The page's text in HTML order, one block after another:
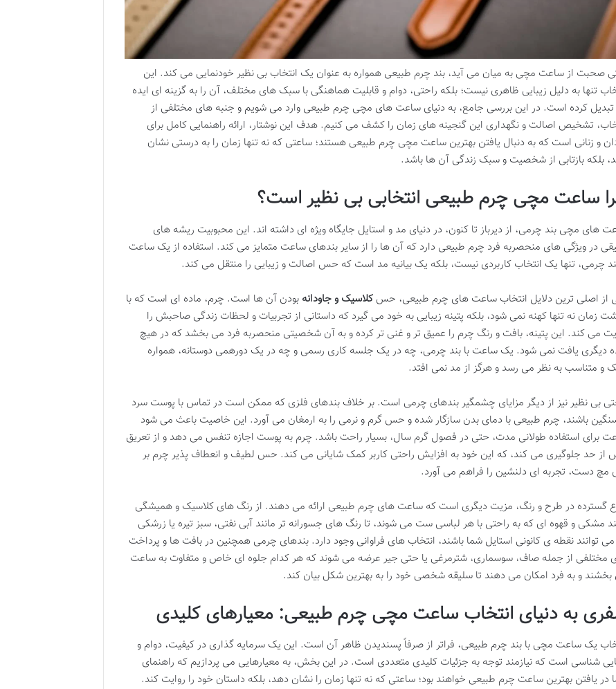
صحبت از ساعت مچی به میان می آید، بند چرم طبیعی همواره به عنوان یک انتخاب بی نظیر خودنمایی می کند. این
تنها به دلیل زیبایی ظاهری نیست؛ بلکه راحتی، دوام و قابلیت هماهنگی با سبک های مختلف، آن را به گزینه ای ایده
کرده است. در این بررسی جامع، به دنیای ساعت های مچی چرم طبیعی وارد می شویم و جنبه های مختلفی از
تشخیص اصالت و نگهداری این گنجینه های زمان را کشف می کنیم. هدف این نوشتار، ارائه راهنمایی کامل برای
و زنانی است که به دنبال یافتن بهترین ساعت مچی چرم طبیعی هستند؛ ساعتی که نه تنها زمان را به درستی نشان
بلکه بازتابی از شخصیت و سبک زندگی آن ها باشد.
ساعت مچی چرم طبیعی انتخابی بی نظیر است؟
های مچی بند چرمی، از دیرباز تا کنون، در دنیای مد و استایل جایگاه ویژه ای داشته اند. این محبوبیت ریشه های
در ویژگی های منحصربه فرد چرم طبیعی دارد که آن ها را از سایر بندهای ساعت متمایز می کند. استفاده از یک ساعت
چرمی، تنها یک انتخاب کاربردی نیست، بلکه یک بیانیه مد است که حس اصالت و زیبایی را منتقل می کند.
از اصلی ترین دلایل انتخاب ساعت های چرم طبیعی، حسکلاسیک و جاودانه بودن آن ها است. چرم، ماده ای است که با
زمان نه تنها کهنه نمی شود، بلکه پتینه زیبایی به خود می گیرد که داستانی از تجربیات و لحظات زندگی صاحبش را
می کند. این پتینه، بافت و رنگ چرم را عمیق تر و غنی تر کرده و به آن شخصیتی منحصربه فرد می بخشد که در هیچ
دیگری یافت نمی شود. یک ساعت با بند چرمی، چه در یک جلسه کاری رسمی و چه در یک دورهمی دوستانه، همواره
و متناسب به نظر می رسد و هرگز از مد نمی افتد.
بی نظیر نیز از دیگر مزایای چشمگیر بندهای چرمی است. بر خلاف بندهای فلزی که ممکن است در تماس با پوست سرد
باشند، چرم طبیعی با دمای بدن سازگار شده و حس گرم و نرمی را به ارمغان می آورد. این خاصیت باعث می شود
برای استفاده طولانی مدت، حتی در فصول گرم سال، بسیار راحت باشد. چرم به پوست اجازه تنفس می دهد و از تعریق
از حد جلوگیری می کند، که این خود به افزایش راحتی کاربر کمک شایانی می کند. حس لطیف و انعطاف پذیر چرم بر
مچ دست، تجربه ای دلنشین را فراهم می آورد.
گسترده در طرح و رنگ، مزیت دیگری است که ساعت های چرم طبیعی ارائه می دهند. از رنگ های کلاسیک و همیشگی
مشکی و قهوه ای که به راحتی با هر لباسی ست می شوند، تا رنگ های جسورانه تر مانند آبی نفتی، سبز تیره یا زرشکی
توانند نقطه ی کانونی استایل شما باشند، انتخاب های فراوانی وجود دارد. بندهای چرمی همچنین در بافت ها و پرداخت
مختلفی از جمله صاف، سوسماری، شترمرغی یا حتی جیر عرضه می شوند که هر کدام جلوه ای خاص و متفاوت به ساعت
و به فرد امکان می دهند تا سلیقه شخصی خود را به بهترین شکل بیان کند.
به دنیای انتخاب ساعت مچی چرم طبیعی: معیارهای کلیدی
یک ساعت مچی با بند چرم طبیعی، فراتر از صرفاً پسندیدن ظاهر آن است. این یک سرمایه گذاری در کیفیت، دوام و
شناسی است که نیازمند توجه به جزئیات کلیدی متعددی است. در این بخش، به معیارهایی می پردازیم که راهنمای
در یافتن بهترین ساعت چرم طبیعی خواهند بود؛ ساعتی که نه تنها زمان را نشان دهد، بلکه داستان خود را روایت کند.